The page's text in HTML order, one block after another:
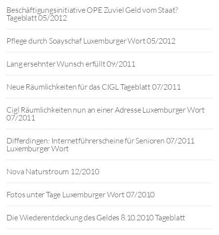
Beschäftigungsinitiative OPE Zuviel Geld vom Staat?
Tageblatt 05/2012
Pflege durch Soayschaf Luxemburger Wort 05/2012
Lang ersehnter Wunsch erfüllt 09/2011
Neue Räumlichkeiten für das CIGL Tageblatt 07/2011
Cigl Räumlichkeiten nun an einer Adresse Luxemburger Wort
07/2011
Differdingen: Internetführerscheine für Senioren 07/2011
Luxemburger Wort
Nova Naturstroum 12/2010
Fotos unter Tage Luxemburger Wort 07/2010
Die Wiederentdeckung des Geldes 8.10.2010 Tageblatt